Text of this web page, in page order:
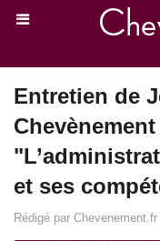
Entretien de
et ses
Rédigé par